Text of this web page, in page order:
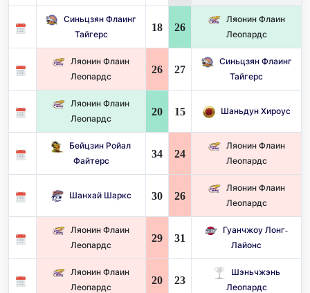
Синьцзян Флаинг
Тайгерс
18 26
Ляонин Флаин
Леопардс
Ляонин Флаин
Леопардс
26 27
Синьцзян Флаинг
Тайгерс
Ляонин Флаин
Леопардс
20 15 Шаньдун Хироус
Бейцзин Ройал
Файтерс
34 24
Ляонин Флаин
Леопардс
Шанхай Шаркс 30 26
Ляонин Флаин
Леопардс
Ляонин Флаин
Леопардс
29 31
Гуанчжоу Лонг-
Лайонс
Ляонин Флаин
Леопардс
20 23
Шэньчжэнь
Леопардс